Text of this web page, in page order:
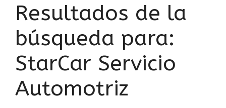
Resultados de la
búsqueda para:
StarCar Servicio
Automotriz